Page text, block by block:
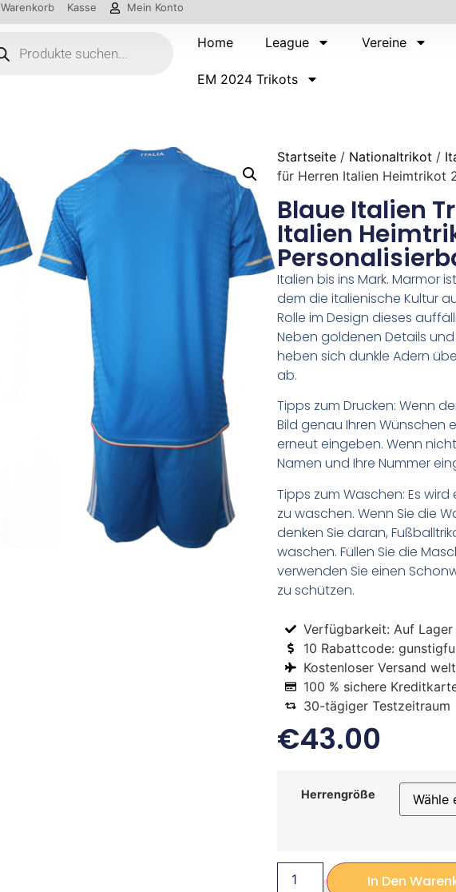
Warenkorb Kasse Mein Konto
Home League Vereine
EM 2024 Trikots
Startseite / Nationaltrikot /
für Herren Italien Heimtrikot
Blaue Italien
Italien
Italien bis ins Mark. Marmor
dem die italienische Kultur
Rolle im Design dieses
Neben goldenen Details
heben sich dunkle Adern
ab.
Tipps zum Drucken: Wenn
Bild genau Ihren Wünschen
erneut eingeben. Wenn
Namen und Ihre Nummer
Tipps zum Waschen: Es
zu waschen. Wenn Sie die
denken Sie daran,
waschen. Füllen Sie die
verwenden Sie einen
zu schützen.
Verfügbarkeit: Auf Lager
10 Rabattcode:
Kostenloser Versand
100 % sichere
30-tägiger Testzeitraum
€43.00
Herrengröße
In Den